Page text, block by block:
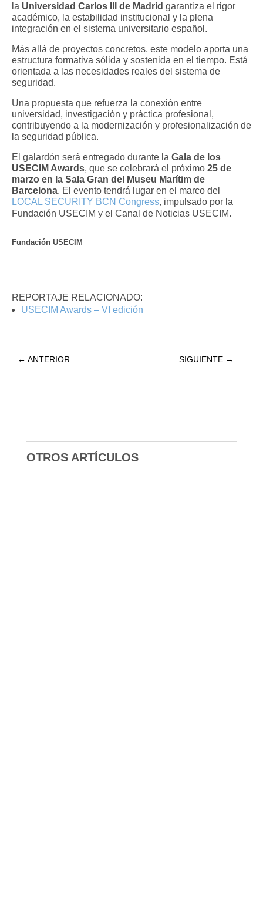
la Universidad Carlos III de Madrid garantiza el rigor
académico, la estabilidad institucional y la plena
integración en el sistema universitario español.
Más allá de proyectos concretos, este modelo aporta una
estructura formativa sólida y sostenida en el tiempo. Está
orientada a las necesidades reales del sistema de
seguridad.
Una propuesta que refuerza la conexión entre
universidad, investigación y práctica profesional,
contribuyendo a la modernización y profesionalización de
la seguridad pública.
El galardón será entregado durante la Gala de los
USECIM Awards, que se celebrará el próximo 25 de
marzo en la Sala Gran del Museu Marítim de
Barcelona. El evento tendrá lugar en el marco del
LOCAL SECURITY BCN Congress, impulsado por la
Fundación USECIM y el Canal de Noticias USECIM.
Fundación USECIM
REPORTAJE RELACIONADO:
USECIM Awards – VI edición
← ANTERIOR SIGUIENTE →
OTROS ARTÍCULOS